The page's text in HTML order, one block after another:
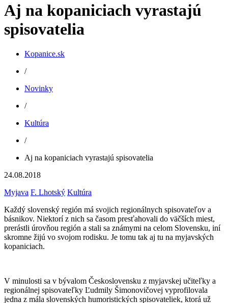
Aj na kopaniciach vyrastajú
spisovatelia
Kopanice.sk
/
Novinky
/
Kultúra
/
Aj na kopaniciach vyrastajú spisovatelia
24.08.2018
Myjava F. Lhotský Kultúra
Každý slovenský región má svojich regionálnych spisovateľov a
básnikov. Niektorí z nich sa časom presťahovali do väčších miest,
prerástli úrovňou región a stali sa známymi na celom Slovensku, iní
skromne žijú vo svojom rodisku. Je tomu tak aj tu na myjavských
kopaniciach.
V minulosti sa v bývalom Československu z myjavskej učiteľky a
regionálnej spisovateľky Ľudmily Šimonovičovej vyprofilovala
jedna z mála slovenských humoristických spisovateliek, ktorá už